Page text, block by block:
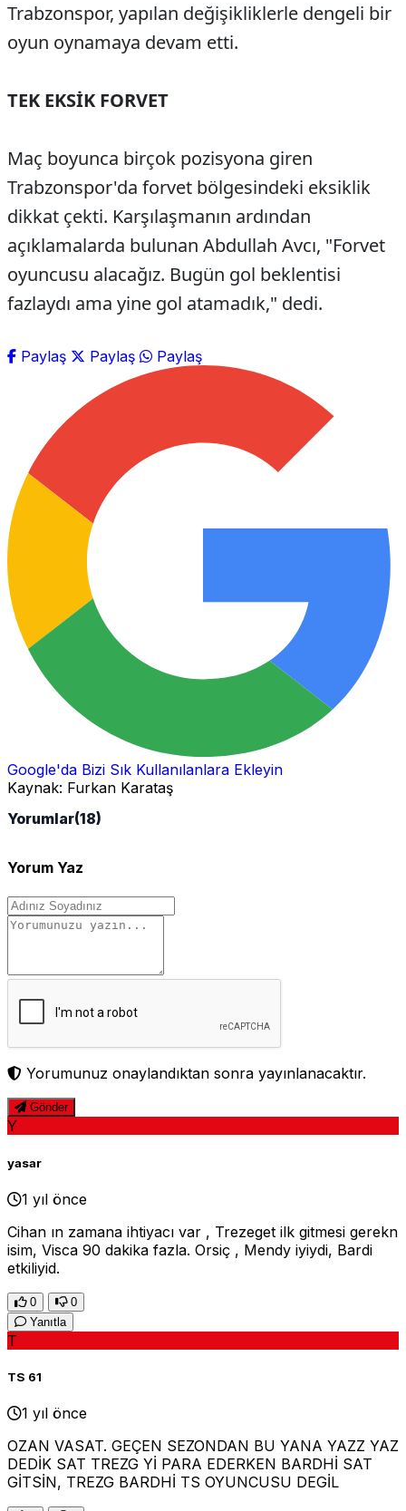
Trabzonspor, yapılan değişikliklerle dengeli bir
oyun oynamaya devam etti.
TEK EKSİK FORVET
Maç boyunca birçok pozisyona giren
Trabzonspor'da forvet bölgesindeki eksiklik
dikkat çekti. Karşılaşmanın ardından
açıklamalarda bulunan Abdullah Avcı, "Forvet
oyuncusu alacağız. Bugün gol beklentisi
fazlaydı ama yine gol atamadık," dedi.
Paylaş Paylaş Paylaş
Google'da Bizi Sık Kullanılanlara Ekleyin
Kaynak: Furkan Karataş
Yorumlar(18)
Yorum Yaz
Yorumunuz onaylandıktan sonra yayınlanacaktır.
Gönder
Y
yasar
1 yıl önce
Cihan ın zamana ihtiyacı var , Trezeget ilk gitmesi gerekn
isim, Visca 90 dakika fazla. Orsiç , Mendy iyiydi, Bardi
etkiliyid.
0
0
Yanıtla
T
TS 61
1 yıl önce
OZAN VASAT. GEÇEN SEZONDAN BU YANA YAZZ YAZ
DEDİK SAT TREZG Yİ PARA EDERKEN BARDHİ SAT
GİTSİN, TREZG BARDHİ TS OYUNCUSU DEGİL